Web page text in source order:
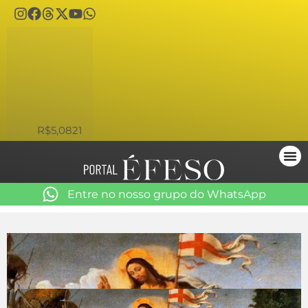
R$5,0821
Entre no nosso grupo do WhatsApp